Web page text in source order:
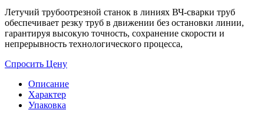
Летучий трубоотрезной станок в линиях ВЧ-сварки труб
обеспечивает резку труб в движении без остановки линии,
гарантируя высокую точность, сохранение скорости и
непрерывность технологического процесса,
Спросить Цену
Описание
Характер
Упаковка